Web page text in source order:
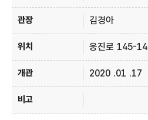
김경아
웅진로 145-14
2020 .01 .17